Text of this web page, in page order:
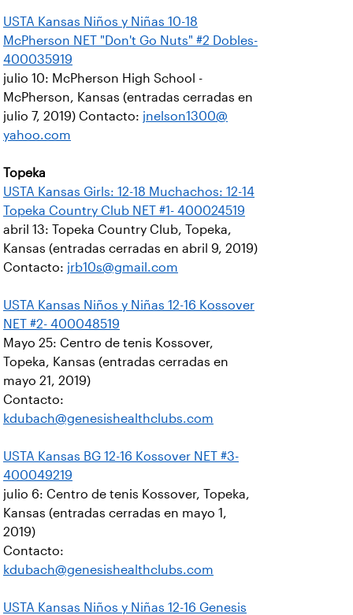
USTA Kansas Niños y Niñas 10-18
McPherson NET "Don't Go Nuts" #2 Dobles-
400035919
julio 10: McPherson High School -
McPherson, Kansas (entradas cerradas en
julio 7, 2019) Contacto: jnelson1300@
yahoo.com
Topeka
USTA Kansas Girls: 12-18 Muchachos: 12-14
Topeka Country Club NET #1- 400024519
abril 13: Topeka Country Club, Topeka,
Kansas (entradas cerradas en abril 9, 2019)
Contacto: jrb10s@gmail.com
USTA Kansas Niños y Niñas 12-16 Kossover
NET #2- 400048519
Mayo 25: Centro de tenis Kossover,
Topeka, Kansas (entradas cerradas en
mayo 21, 2019)
Contacto:
kdubach@genesishealthclubs.com
USTA Kansas BG 12-16 Kossover NET #3-
400049219
julio 6: Centro de tenis Kossover, Topeka,
Kansas (entradas cerradas en mayo 1,
2019)
Contacto:
kdubach@genesishealthclubs.com
USTA Kansas Niños y Niñas 12-16 Genesis